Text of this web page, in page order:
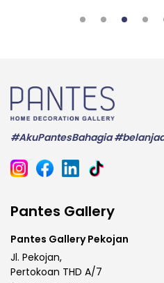
#AkuPantesBahagia
Pantes Gallery
Pantes Gallery Pekojan
Jl. Pekojan,
Pertokoan THD A/7